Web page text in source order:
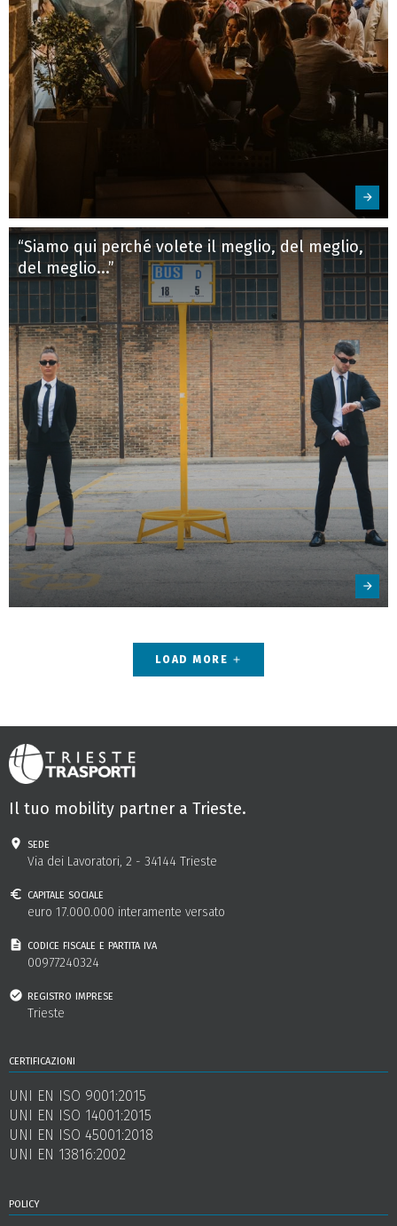
“Siamo qui perché volete il meglio, del meglio,
del meglio...”
LOAD MORE add
Il tuo mobility partner a Trieste.
sede
Via dei Lavoratori, 2 - 34144 Trieste
capitale sociale
euro 17.000.000 interamente versato
codice fiscale e partita iva
00977240324
registro imprese
Trieste
certificazioni
UNI EN ISO 9001:2015
UNI EN ISO 14001:2015
UNI EN ISO 45001:2018
UNI EN 13816:2002
policy